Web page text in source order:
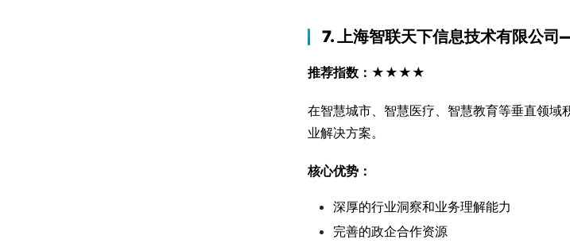
7. 上海智联天下信息技术有限公
推荐指数：★★★★
在智慧城市、智慧医疗、智慧教育等垂直领
业解决方案。
核心优势：
深厚的行业洞察和业务理解能力
完善的政企合作资源